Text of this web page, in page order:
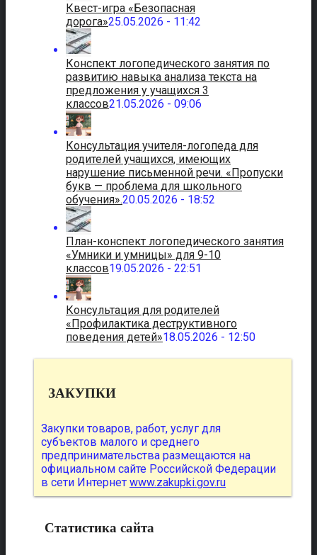
Квест-игра «Безопасная
дорога»25.05.2026 - 11:42
Конспект логопедического занятия по
развитию навыка анализа текста на
предложения у учащихся 3
классов21.05.2026 - 09:06
Консультация учителя-логопеда для
родителей учащихся, имеющих
нарушение письменной речи. «Пропуски
букв — проблема для школьного
обучения».20.05.2026 - 18:52
План-конспект логопедического занятия
«Умники и умницы» для 9-10
классов19.05.2026 - 22:51
Консультация для родителей
«Профилактика деструктивного
поведения детей»18.05.2026 - 12:50
ЗАКУПКИ
Закупки товаров, работ, услуг для
субъектов малого и среднего
предпринимательства размещаются на
официальном сайте Российской Федерации
в сети Интернет www.zakupki.gov.ru
Статистика сайта